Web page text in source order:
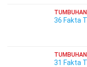
TUMBUHAN
36 Fakta
TUMBUHAN
31 Fakta